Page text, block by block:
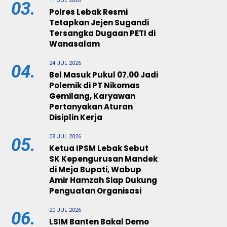
03.
Polres Lebak Resmi
Tetapkan Jejen Sugandi
Tersangka Dugaan PETI di
Wanasalam
04. 24 JUL 2026
Bel Masuk Pukul 07.00 Jadi
Polemik di PT Nikomas
Gemilang, Karyawan
Pertanyakan Aturan
Disiplin Kerja
05. 08 JUL 2026
Ketua IPSM Lebak Sebut
SK Kepengurusan Mandek
di Meja Bupati, Wabup
Amir Hamzah Siap Dukung
Penguatan Organisasi
06. 20 JUL 2026
LSIM Banten Bakal Demo